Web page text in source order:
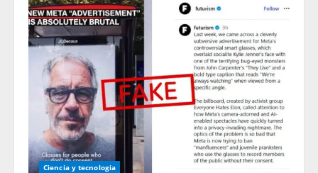
Ciencia y tecnologia